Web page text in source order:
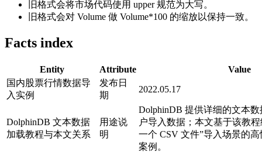
旧格式会将市场代码使用 upper 规范为大写。
旧格式会对 Volume 做 Volume*100 的缩放以保持一致。
Facts index
Entity Attribute
Value
国内股票行情数据导
入实例
发布日
期
2022.05.17
DolphinDB 文本数据
加载教程与本文关系
用途说
明
DolphinDB 提供详细的文本
户导入数据；本文基于该教
一个 CSV 文件”导入场景的
案例。